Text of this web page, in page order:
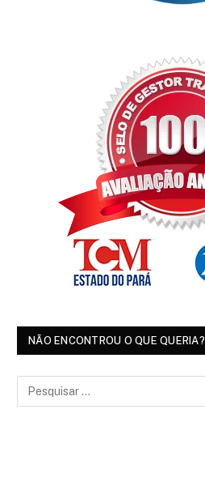
NÃO ENCONTROU O QUE QUERIA?